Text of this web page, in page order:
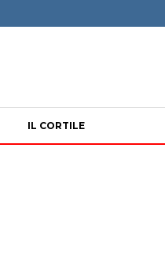
IL CORTILE